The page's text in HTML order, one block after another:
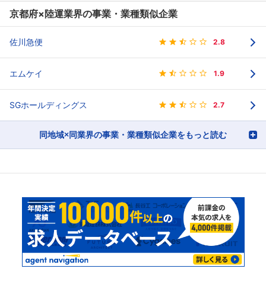
京都府×陸運業界の事業・業種類似企業
佐川急便 2.8
エムケイ 1.9
SGホールディングス 2.7
同地域×同業界の事業・業種類似企業をもっと読む